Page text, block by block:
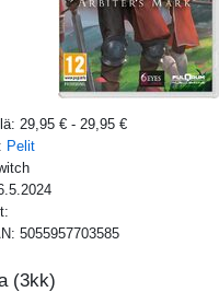
29,95 € - 29,95 €
Pelit
: 5055957703585
(3kk)